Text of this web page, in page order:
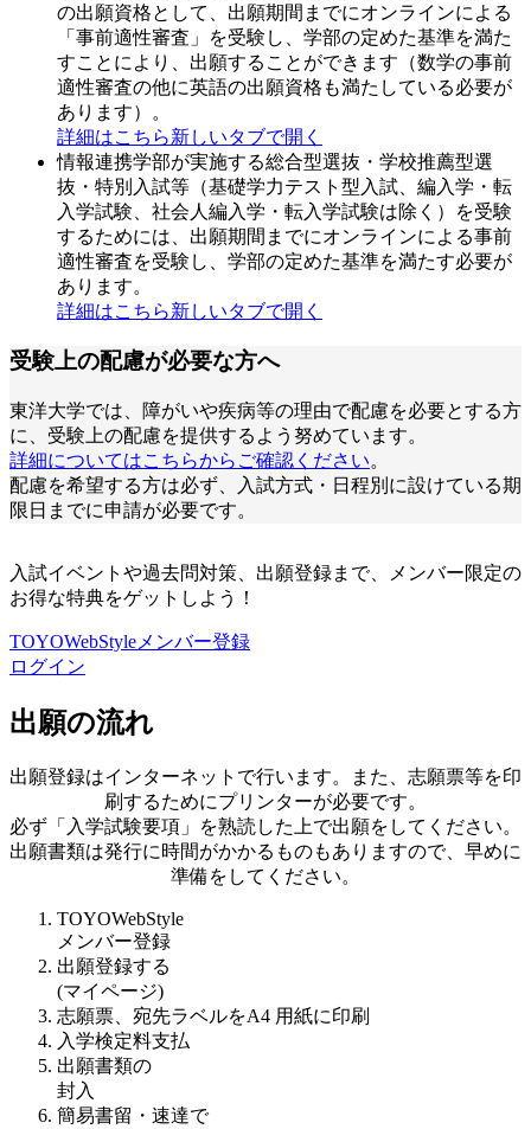
の出願資格として、出願期間までにオンラインによる
「事前適性審査」を受験し、学部の定めた基準を満た
すことにより、出願することができます（数学の事前
適性審査の他に英語の出願資格も満たしている必要が
あります）。
詳細はこちら新しいタブで開く
情報連携学部が実施する総合型選抜・学校推薦型選
抜・特別入試等（基礎学力テスト型入試、編入学・転
入学試験、社会人編入学・転入学試験は除く）を受験
するためには、出願期間までにオンラインによる事前
適性審査を受験し、学部の定めた基準を満たす必要が
あります。
詳細はこちら新しいタブで開く
受験上の配慮が必要な方へ
東洋大学では、障がいや疾病等の理由で配慮を必要とする方
に、受験上の配慮を提供するよう努めています。
詳細についてはこちらからご確認ください。
配慮を希望する方は必ず、入試方式・日程別に設けている期
限日までに申請が必要です。
入試イベントや過去問対策、出願登録まで、メンバー限定の
お得な特典をゲットしよう！
TOYOWebStyleメンバー登録
ログイン
出願の流れ
出願登録はインターネットで⾏います。また、志願票等を印
刷するためにプリンターが必要です。
必ず「⼊学試験要項」を熟読した上で出願をしてください。
出願書類は発行に時間がかかるものもありますので、早めに
準備をしてください。
TOYOWebStyle
メンバー登録
出願登録する
(マイページ)
志願票、宛先ラベルをA4 用紙に印刷
入学検定料支払
出願書類の
封入
簡易書留・速達で